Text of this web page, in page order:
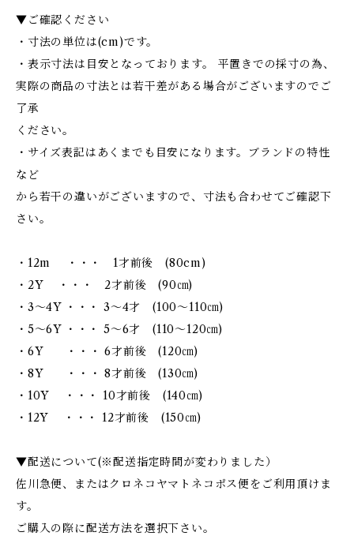
▼ご確認ください
・寸法の単位は(cm)です。
・表示寸法は目安となっております。 平置きでの採寸の為、
実際の商品の寸法とは若干差がある場合がございますのでご
了承
ください。
・サイズ表記はあくまでも目安になります。ブランドの特性
など
から若干の違いがございますので、寸法も合わせてご確認下
さい。
・12m ・・・ 1才前後 (80cm)
・2Y ・・・ 2才前後 (90㎝)
・3～4Y ・・・ 3～4才 (100～110㎝)
・5～6Y ・・・ 5～6才 (110～120㎝)
・6Y ・・・ 6才前後 (120㎝)
・8Y ・・・ 8才前後 (130㎝)
・10Y ・・・ 10才前後 (140㎝)
・12Y ・・・ 12才前後 (150㎝)
▼配送について(※配送指定時間が変わりました）
佐川急便、またはクロネコヤマトネコポス便をご利用頂けま
す。
ご購入の際に配送方法を選択下さい。